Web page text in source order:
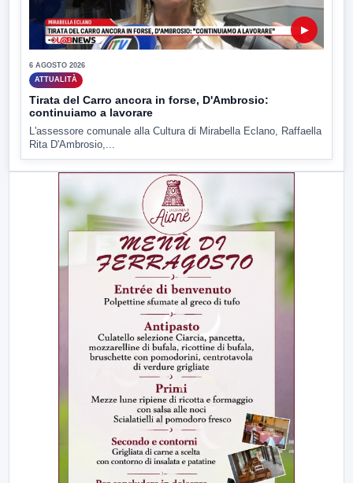
▶
6 AGOSTO 2026
ATTUALITÀ
Tirata del Carro ancora in forse, D'Ambrosio:
continuiamo a lavorare
L'assessore comunale alla Cultura di Mirabella Eclano, Raffaella
Rita D'Ambrosio,...